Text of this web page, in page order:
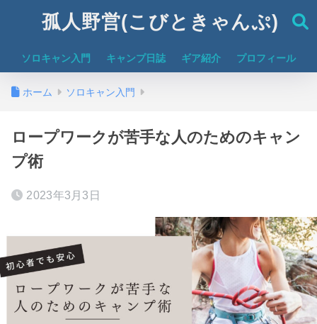
孤人野営(こびときゃんぷ)
ソロキャン入門 キャンプ日誌 ギア紹介 プロフィール
ホーム ソロキャン入門
ロープワークが苦手な人のためのキャン
プ術
2023年3月3日